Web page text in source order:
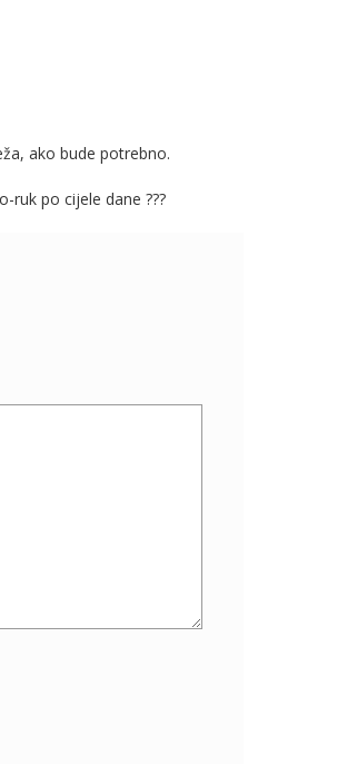
ako bude potrebno.
po cijele dane ???